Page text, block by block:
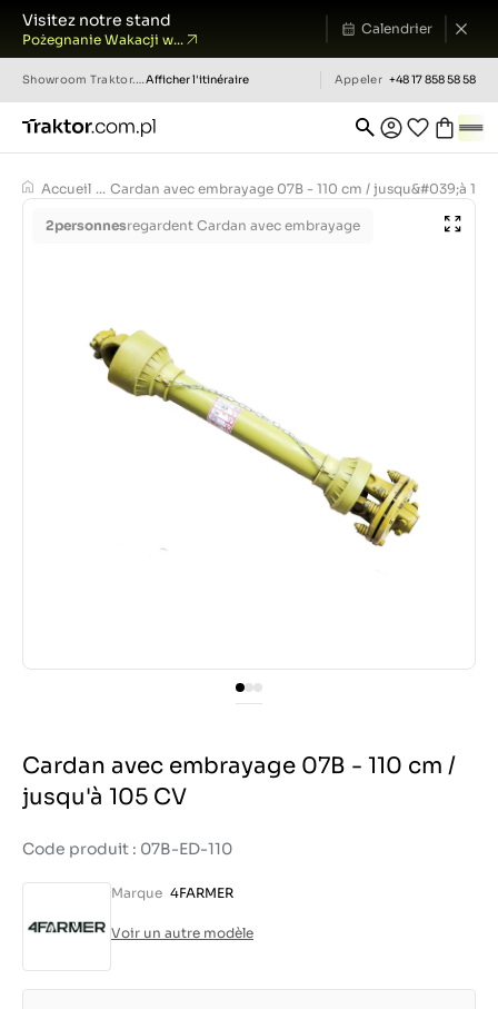
Visitez notre stand
Pożegnanie Wakacji w...
Calendrier
Showroom Traktor.com.pl Afficher l'itinéraire Appeler +48 17 858 58 58
Accueil ... Cardan avec embrayage 07B - 110 cm / jusqu&#039;à 105
2personnesregardent Cardan avec embrayage
Cardan avec embrayage 07B - 110 cm /
jusqu'à 105 CV
Code produit : 07B-ED-110
Marque 4FARMER
Voir un autre modèle